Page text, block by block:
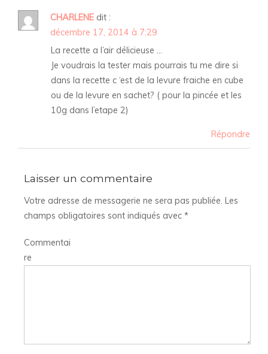
CHARLENE dit :
décembre 17, 2014 à 7:29
La recette a l’air délicieuse …
Je voudrais la tester mais pourrais tu me dire si
dans la recette c ‘est de la levure fraiche en cube
ou de la levure en sachet? ( pour la pincée et les
10g dans l’etape 2)
Répondre
Laisser un commentaire
Votre adresse de messagerie ne sera pas publiée. Les
champs obligatoires sont indiqués avec *
Commentai
re